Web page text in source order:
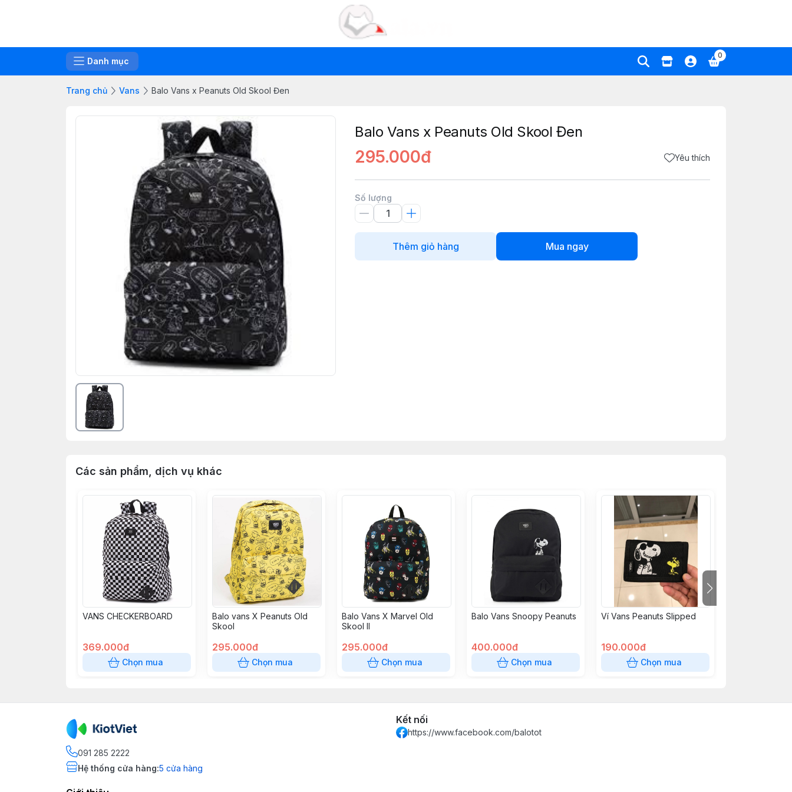
Danh mục
0
Trang chủ Vans Balo Vans x Peanuts Old Skool Đen
Balo Vans x Peanuts Old Skool Đen
295.000đ Yêu thích
Số lượng
Thêm giỏ hàng Mua ngay
Các sản phẩm, dịch vụ khác
VANS CHECKERBOARD
369.000đ
Chọn mua
Balo vans X Peanuts Old
Skool
295.000đ
Chọn mua
Balo Vans X Marvel Old
Skool II
295.000đ
Chọn mua
Balo Vans Snoopy Peanuts
400.000đ
Chọn mua
Ví Vans Peanuts Slipped
190.000đ
Chọn mua
091 285 2222
Hệ thống cửa hàng:5 cửa hàng
Kết nối
https://www.facebook.com/balotot